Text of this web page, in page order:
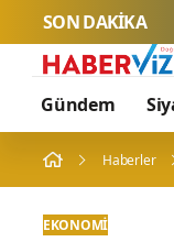
SON DAKİKA
Gündem
Haberler
EKONOMI